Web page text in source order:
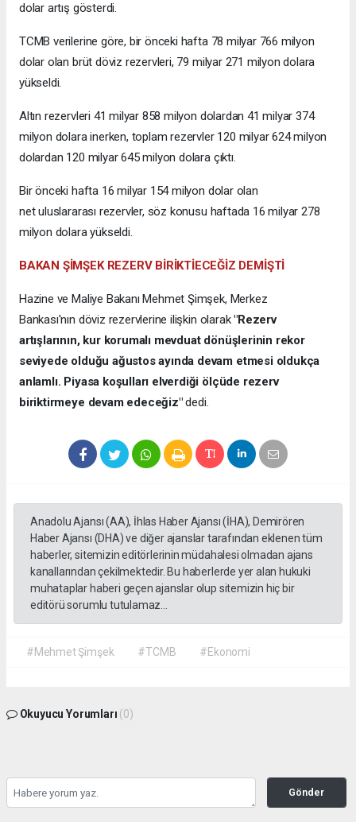
dolar artış gösterdi.
TCMB verilerine göre, bir önceki hafta 78 milyar 766 milyon
dolar olan brüt döviz rezervleri, 79 milyar 271 milyon dolara
yükseldi.
Altın rezervleri 41 milyar 858 milyon dolardan 41 milyar 374
milyon dolara inerken, toplam rezervler 120 milyar 624 milyon
dolardan 120 milyar 645 milyon dolara çıktı.
Bir önceki hafta 16 milyar 154 milyon dolar olan
net uluslararası rezervler, söz konusu haftada 16 milyar 278
milyon dolara yükseldi.
BAKAN ŞİMŞEK REZERV BİRİKTİECEĞİZ DEMİŞTİ
Hazine ve Maliye Bakanı Mehmet Şimşek, Merkez
Bankası'nın döviz rezervlerine ilişkin olarak"Rezerv
artışlarının, kur korumalı mevduat dönüşlerinin rekor
seviyede olduğu ağustos ayında devam etmesi oldukça
anlamlı. Piyasa koşulları elverdiği ölçüde rezerv
biriktirmeye devam edeceğiz"dedi.
Anadolu Ajansı (AA), İhlas Haber Ajansı (İHA), Demirören
Haber Ajansı (DHA) ve diğer ajanslar tarafından eklenen tüm
haberler, sitemizin editörlerinin müdahalesi olmadan ajans
kanallarından çekilmektedir. Bu haberlerde yer alan hukuki
muhataplar haberi geçen ajanslar olup sitemizin hiç bir
editörü sorumlu tutulamaz...
#Mehmet Şimşek #TCMB #Ekonomi
Okuyucu Yorumları (0)
Gönder